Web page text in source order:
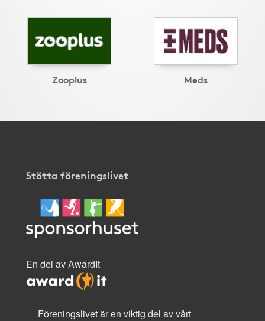
Zooplus Meds
Stötta föreningslivet
En del av AwardIt
Föreningslivet är en viktig del av vårt